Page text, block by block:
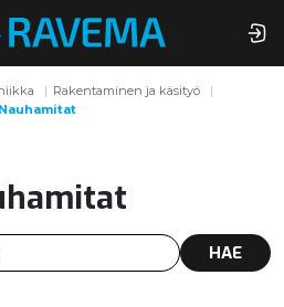
Rakentaminen ja käsityö
Nauhamitat
HAE